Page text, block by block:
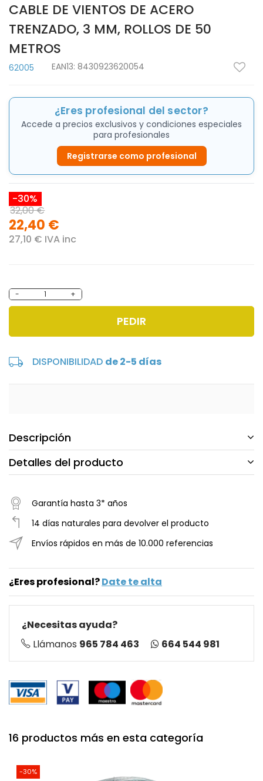
CABLE DE VIENTOS DE ACERO
TRENZADO, 3 MM, ROLLOS DE 50
METROS
62005 EAN13: 8430923620054
¿Eres profesional del sector?
Accede a precios exclusivos y condiciones especiales
para profesionales
Registrarse como profesional
-30%
32,00 €
22,40 €
27,10 € IVA inc
- +
PEDIR
DISPONIBILIDAD de 2-5 días
Descripción
Detalles del producto
Garantía hasta 3* años
14 días naturales para devolver el producto
Envíos rápidos en más de 10.000 referencias
¿Eres profesional?Date te alta
¿Necesitas ayuda?
Llámanos 965 784 463 664 544 981
16 productos más en esta categoría
-30%